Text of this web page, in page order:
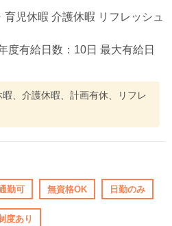
児休暇 介護休暇 リフレッシュ
度有給日数：10日 最大有給日
、介護休暇、計画有休、リフレ
勤可 無資格OK 日勤のみ
度あり